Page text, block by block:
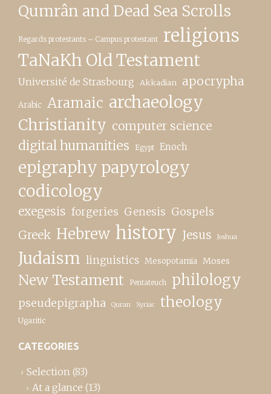
Qumrân and Dead Sea Scrolls
Regards protestants – Campus protestant religions
TaNaKh Old Testament
Université de Strasbourg Akkadian apocrypha
Arabic Aramaic archaeology
Christianity computer science
digital humanities Egypt Enoch
epigraphy papyrology
codicology
exegesis forgeries Genesis Gospels
Greek Hebrew history Jesus Joshua
Judaism linguistics Mesopotamia Moses
New Testament Pentateuch philology
pseudepigrapha Quran Syriac theology
Ugaritic
CATEGORIES
Selection (83)
At a glance (13)